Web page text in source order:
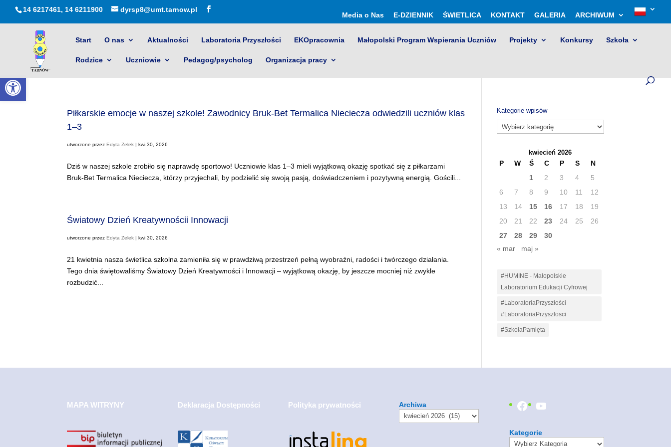
Otwórz pasek narzędzi
14 6217461, 14 6211900 dyrsp8@umt.tarnow.pl
Media o Nas E-DZIENNIK ŚWIETLICA KONTAKT GALERIA ARCHIWUM
Start O nas Aktualności Laboratoria Przyszłości EKOpracownia Małopolski Program Wspierania Uczniów Projekty Konkursy Szkoła
Rodzice Uczniowie Pedagog/psycholog Organizacja pracy
Piłkarskie emocje w naszej szkole! Zawodnicy Bruk‑Bet Termalica Nieciecza odwiedzili uczniów klas
1–3
utworzone przezEdyta Zelek |kwi 30, 2026
Dziś w naszej szkole zrobiło się naprawdę sportowo! Uczniowie klas 1–3 mieli wyjątkową okazję spotkać się z piłkarzami
Bruk‑Bet Termalica Nieciecza, którzy przyjechali, by podzielić się swoją pasją, doświadczeniem i pozytywną energią. Gościli...
Światowy Dzień Kreatywnościi Innowacji
utworzone przezEdyta Zelek |kwi 30, 2026
21 kwietnia nasza świetlica szkolna zamieniła się w prawdziwą przestrzeń pełną wyobraźni, radości i twórczego działania.
Tego dnia świętowaliśmy Światowy Dzień Kreatywności i Innowacji – wyjątkową okazję, by jeszcze mocniej niż zwykle
rozbudzić...
Kategorie wpisów
Kategorie
wpisów
kwiecień 2026
P W Ś C P S
N
1
2 3 4
5
6
7 8 9 10 11
12
13
14 15 16 17 18
19
20
21 22 23 24 25
26
27
28 29
30
« mar
maj »
#HUMINE - Małopolskie
Laboratorium Edukacji Cyfrowej
#LaboratoriaPrzyszłości
#LaboratoriaPrzyszlosci
#SzkołaPamięta
MAPA WITRYNY Deklaracja Dostępności Polityka prywatności Archiwa Facebook
YouTube
Kategorie